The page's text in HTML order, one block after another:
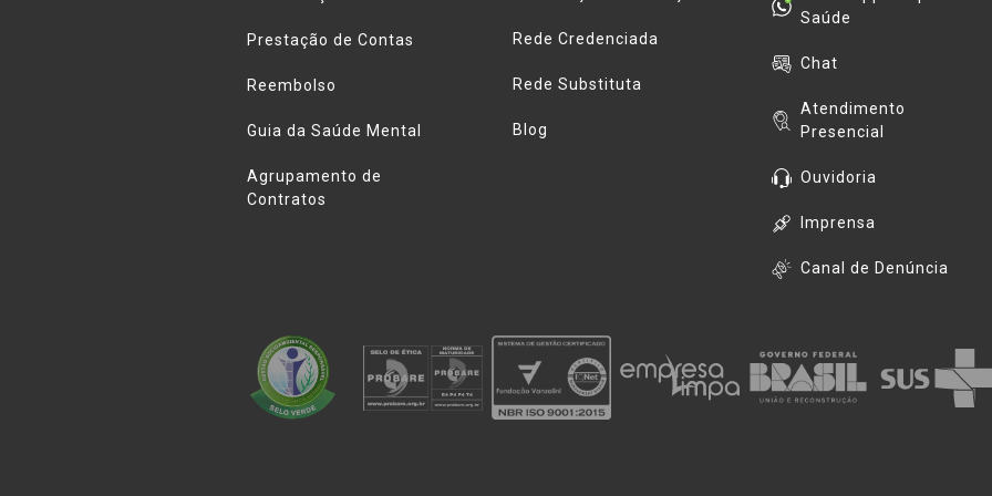
Prestação de Contas
Reembolso
Guia da Saúde Mental
Agrupamento de
Contratos
Rede Credenciada
Rede Substituta
Blog
Saúde
Chat
Atendimento
Presencial
Ouvidoria
Imprensa
Canal de Denúncia